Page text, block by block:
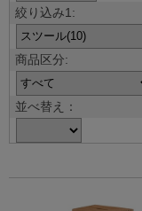
並べ替え：